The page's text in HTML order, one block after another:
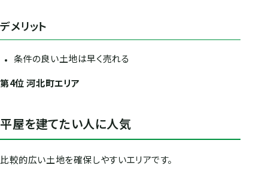
デメリット
条件の良い土地は早く売れる
第4位 河北町エリア
平屋を建てたい人に人気
比較的広い土地を確保しやすいエリアです。